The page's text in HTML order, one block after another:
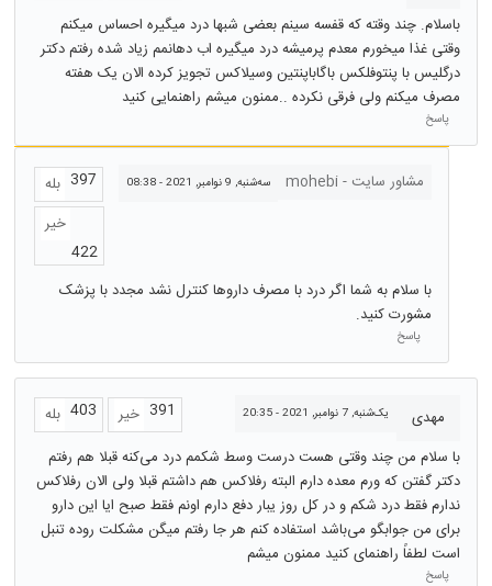
باسلام. چند وقته که قفسه سینم بعضی شبها درد میگیره احساس میکنم
وقتی غذا میخورم معدم پرمیشه درد میگیره اب دهانمم زیاد شده رفتم دکتر
درگلیس با پنتوفلکس باگاباپنتین وسیلاکس تجویز کرده الان یک هفته
مصرف میکنم ولی فرقی نکرده ..ممنون میشم راهنمایی کنید
پاسخ
مشاور سایت - mohebi سه‌شنبه, 9 نوامبر, 2021 - 08:38 بله 397
خیر
422
با سلام به شما اگر درد با مصرف داروها کنترل نشد مجدد با پزشک
مشورت کنید.
پاسخ
مهدی یک‌شنبه, 7 نوامبر, 2021 - 20:35 بله 403 خیر 391
با سلام من چند وقتی هست درست وسط شکمم درد می‌کنه قبلا هم رفتم
دکتر گفتن که ورم معده دارم البته رفلاکس هم داشتم قبلا ولی الان رفلاکس
ندارم فقط درد شکم و در کل روز یبار دفع دارم اونم فقط صبح ایا این دارو
برای من جوابگو می‌باشد استفاده کنم هر جا رفتم میگن مشکلت روده تنبل
است لطفاً راهنمای کنید ممنون میشم
پاسخ